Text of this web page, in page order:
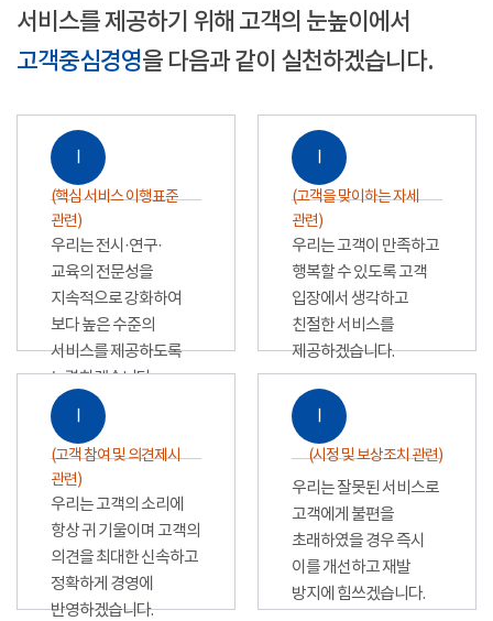
서비스를 제공하기 위해 고객의 눈높이에서
고객중심경영을 다음과 같이 실천하겠습니다.
Ⅰ
(핵심 서비스 이행표준
관련)
우리는 전시·연구·
교육의 전문성을
지속적으로 강화하여
보다 높은 수준의
서비스를 제공하도록
노력하겠습니다.
Ⅰ
(고객을 맞이하는 자세
관련)
우리는 고객이 만족하고
행복할 수 있도록 고객
입장에서 생각하고
친절한 서비스를
제공하겠습니다.
Ⅰ
(고객 참여 및 의견제시
관련)
우리는 고객의 소리에
항상 귀 기울이며 고객의
의견을 최대한 신속하고
정확하게 경영에
반영하겠습니다.
Ⅰ
(시정 및 보상조치 관련)
우리는 잘못된 서비스로
고객에게 불편을
초래하였을 경우 즉시
이를 개선하고 재발
방지에 힘쓰겠습니다.